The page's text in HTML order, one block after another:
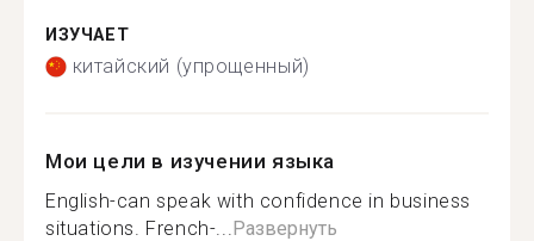
ИЗУЧАЕТ
китайский (упрощенный)
Мои цели в изучении языка
English-can speak with confidence in business
situations. French-...Развернуть